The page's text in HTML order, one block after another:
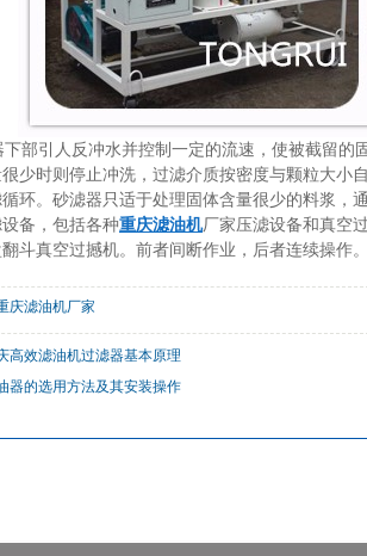
部引人反冲水并控制一定的流速，使被截留的
少时则停止冲洗，过滤介质按密度与颗粒大小
环。砂滤器只适于处理固体含量很少的料浆，
备，包括各种重庆滤油机厂家压滤设备和真空
斗真空过撼机。前者间断作业，后者连续操作。
庆滤油机厂家
高效滤油机过滤器基本原理
器的选用方法及其安装操作